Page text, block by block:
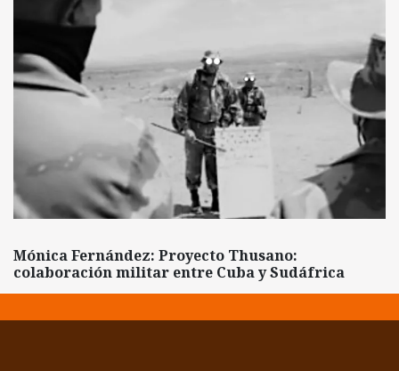
Mónica Fernández: Proyecto Thusano:
colaboración militar entre Cuba y Sudáfrica